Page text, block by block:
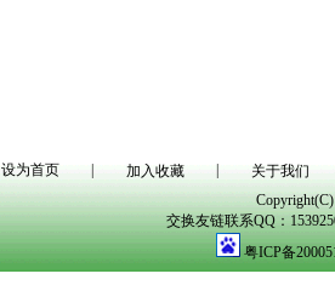
设为首页 加入收藏
关于我们
交换友链联系QQ：
粤ICP备